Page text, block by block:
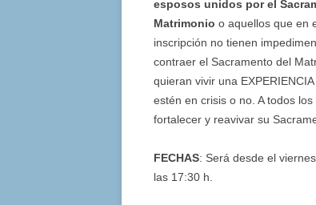
esposos unidos por el
Matrimonio o aquellos que en
inscripción no tienen
contraer el Sacramento del
quieran vivir una
estén en crisis o no. A todos
fortalecer y reavivar su
FECHAS: Será desde el viernes
las 17:30 h.